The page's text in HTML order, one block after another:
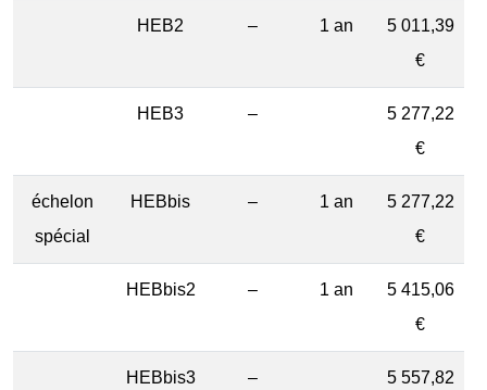
HEB2 – 1 an
5 011,39
€
HEB3 –
5 277,22
€
échelon
spécial
HEBbis – 1 an
5 277,22
€
HEBbis2 – 1 an
5 415,06
€
HEBbis3 –
5 557,82